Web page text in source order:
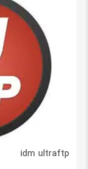
idm ultraftp